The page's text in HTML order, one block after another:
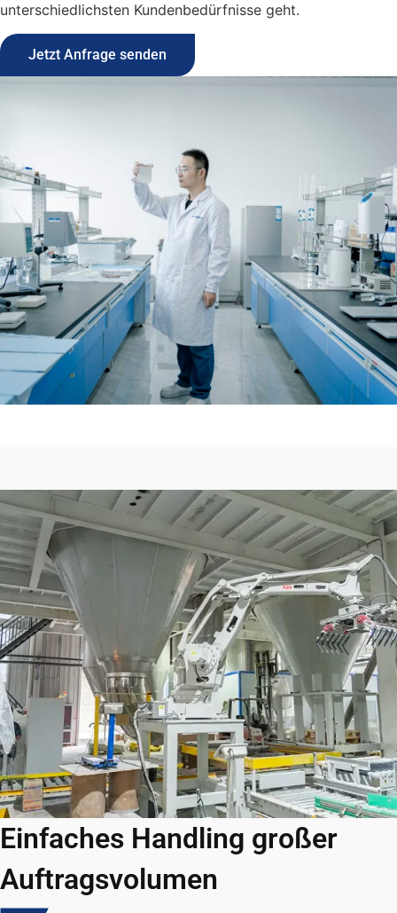
unterschiedlichsten Kundenbedürfnisse geht.
Jetzt Anfrage senden
Einfaches Handling großer
Auftragsvolumen